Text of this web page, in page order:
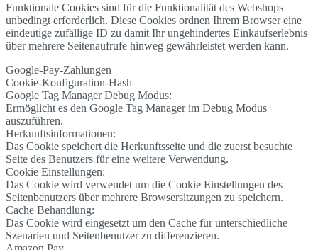
Funktionale Cookies sind für die Funktionalität des Webshops
unbedingt erforderlich. Diese Cookies ordnen Ihrem Browser eine
eindeutige zufällige ID zu damit Ihr ungehindertes Einkaufserlebnis
über mehrere Seitenaufrufe hinweg gewährleistet werden kann.
Google-Pay-Zahlungen
Cookie-Konfiguration-Hash
Google Tag Manager Debug Modus:
Ermöglicht es den Google Tag Manager im Debug Modus
auszuführen.
Herkunftsinformationen:
Das Cookie speichert die Herkunftsseite und die zuerst besuchte
Seite des Benutzers für eine weitere Verwendung.
Cookie Einstellungen:
Das Cookie wird verwendet um die Cookie Einstellungen des
Seitenbenutzers über mehrere Browsersitzungen zu speichern.
Cache Behandlung:
Das Cookie wird eingesetzt um den Cache für unterschiedliche
Szenarien und Seitenbenutzer zu differenzieren.